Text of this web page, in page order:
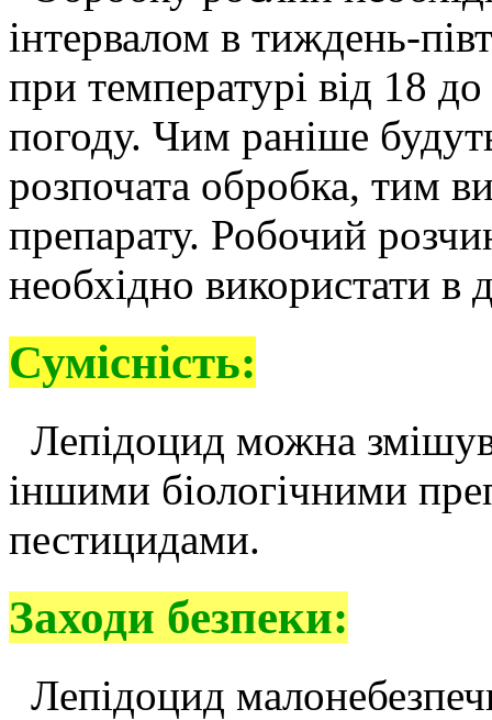
інтервалом в тиждень-
при температурі від 18
погоду. Чим раніше
розпочата обробка, тим
препарату. Робочий
необхідно використати в
Сумісність:
Лепідоцид можна
іншими біологічними
пестицидами.
Заходи безпеки:
Лепідоцид